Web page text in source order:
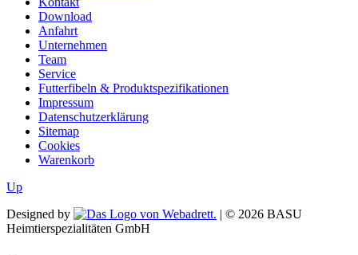
Download
Anfahrt
Unternehmen
Team
Service
Futterfibeln & Produktspezifikationen
Impressum
Datenschutzerklärung
Sitemap
Cookies
Warenkorb
Up
Designed by
| © 2026 BASU
Heimtierspezialitäten GmbH